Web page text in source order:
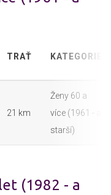
TRAŤ KATEGORIE
21 km
Ženy 60 a
více (1961 - a
starší)
(1982 - a